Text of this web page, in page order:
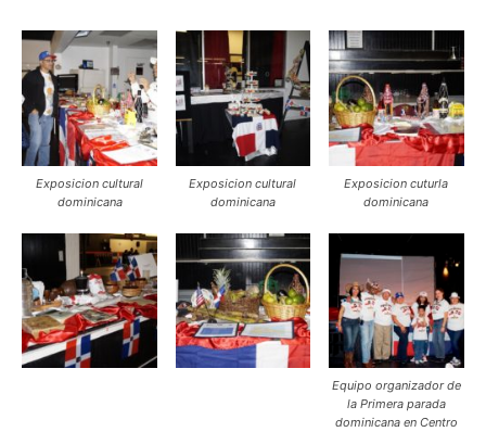
Exposicion cultural
dominicana
Exposicion cultural
dominicana
Exposicion cuturla
dominicana
Equipo organizador de
la Primera parada
dominicana en Centro